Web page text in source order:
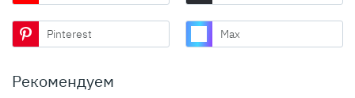
Pinterest Max
Рекомендуем